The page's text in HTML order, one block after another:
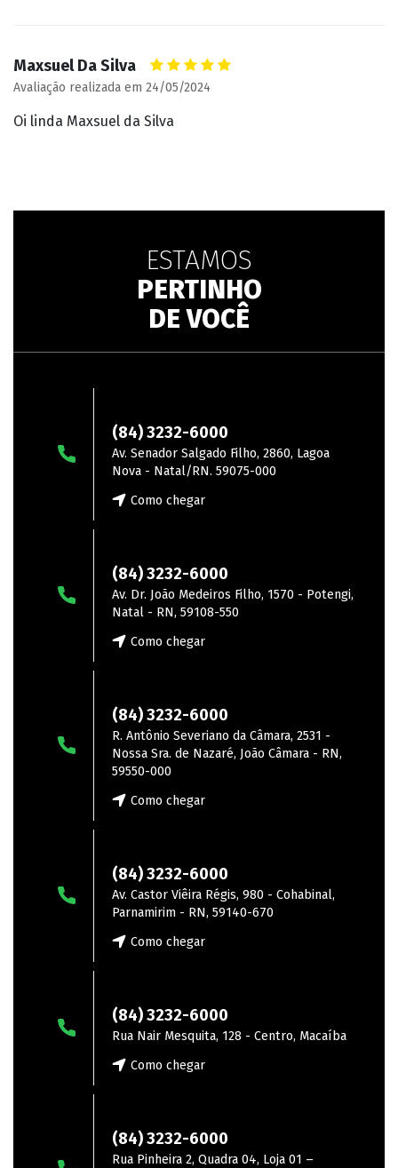
Maxsuel Da Silva
Avaliação realizada em 24/05/2024
Oi linda Maxsuel da Silva
ESTAMOS
PERTINHO
DE VOCÊ
(84) 3232-6000
Av. Senador Salgado Filho, 2860, Lagoa
Nova - Natal/RN. 59075-000
Como chegar
(84) 3232-6000
Av. Dr. João Medeiros Filho, 1570 - Potengi,
Natal - RN, 59108-550
Como chegar
(84) 3232-6000
R. Antônio Severiano da Câmara, 2531 -
Nossa Sra. de Nazaré, João Câmara - RN,
59550-000
Como chegar
(84) 3232-6000
Av. Castor Viêira Régis, 980 - Cohabinal,
Parnamirim - RN, 59140-670
Como chegar
(84) 3232-6000
Rua Nair Mesquita, 128 - Centro, Macaíba
Como chegar
(84) 3232-6000
Rua Pinheira 2, Quadra 04, Loja 01 –